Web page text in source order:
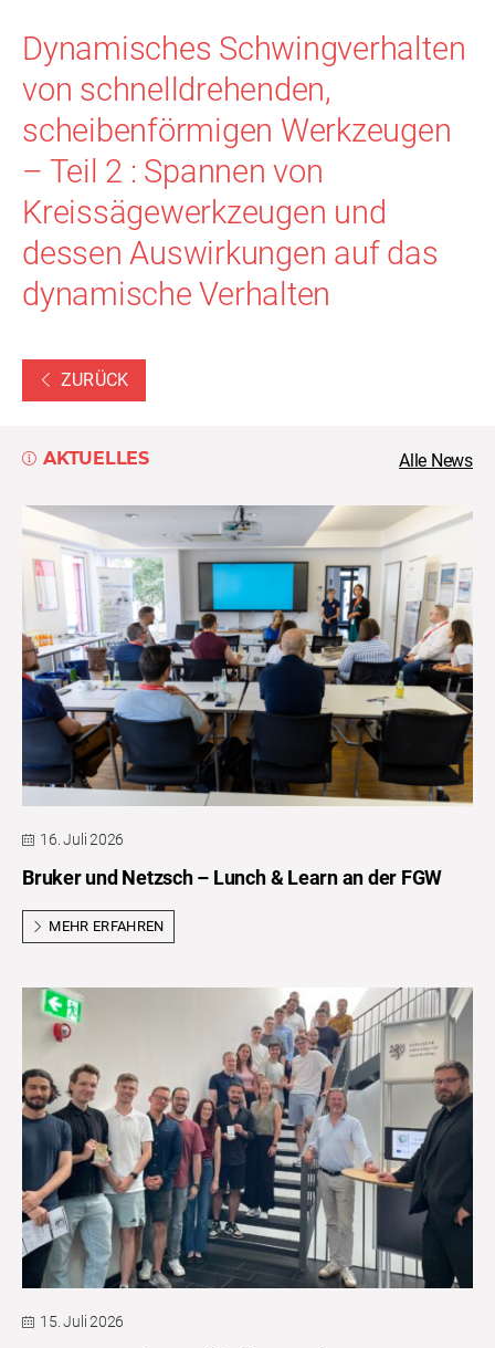
Dynamisches Schwingverhalten
von schnelldrehenden,
scheibenförmigen Werkzeugen
– Teil 2 : Spannen von
Kreissägewerkzeugen und
dessen Auswirkungen auf das
dynamische Verhalten
ZURÜCK
AKTUELLES Alle News
16. Juli 2026
Bruker und Netzsch – Lunch & Learn an der FGW
MEHR ERFAHREN
15. Juli 2026